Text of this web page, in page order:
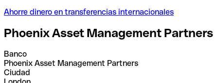
Ahorre dinero en transferencias internacionales
Phoenix Asset Management Partners
Banco
Phoenix Asset Management Partners
Ciudad